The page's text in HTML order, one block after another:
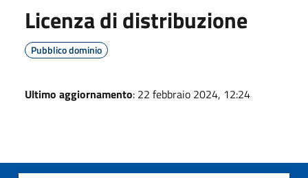
Licenza di distribuzione
Pubblico dominio
Ultimo aggiornamento: 22 febbraio 2024, 12:24